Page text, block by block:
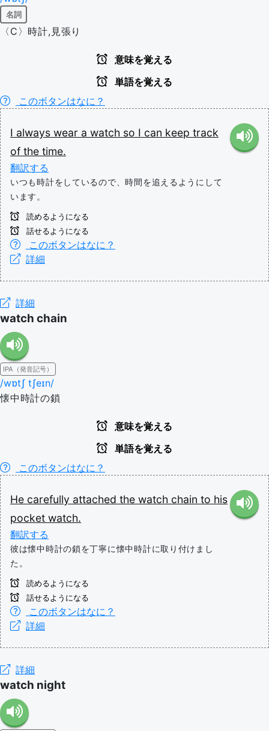
名詞
〈C〉時計,見張り
意味を覚える
単語を覚える
このボタンはなに？
I always wear a watch so I can keep track
of the time.
翻訳する
いつも時計をしているので、時間を追えるようにして
います。
読めるようになる
話せるようになる
このボタンはなに？
詳細
詳細
watch chain
IPA（発音記号）
/wɒtʃ tʃeɪn/
懐中時計の鎖
意味を覚える
単語を覚える
このボタンはなに？
He carefully attached the watch chain to his
pocket watch.
翻訳する
彼は懐中時計の鎖を丁寧に懐中時計に取り付けまし
た。
読めるようになる
話せるようになる
このボタンはなに？
詳細
詳細
watch night